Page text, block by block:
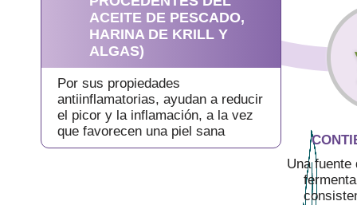
ACEITE DE PESCADO,
HARINA DE KRILL Y
ALGAS)
Por sus propiedades
antiinflamatorias, ayudan a reducir
el picor y la inflamación, a la vez
que favorecen una piel sana
Una fuente